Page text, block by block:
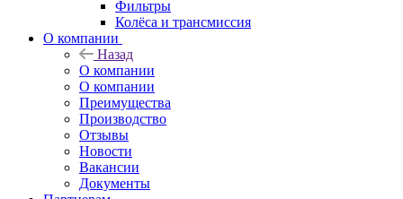
Фильтры
Колёса и трансмиссия
О компании
Назад
О компании
О компании
Преимущества
Производство
Отзывы
Новости
Вакансии
Документы